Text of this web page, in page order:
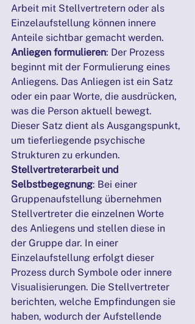
Arbeit mit Stellvertretern oder als
Einzelaufstellung können innere
Anteile sichtbar gemacht werden.
Anliegen formulieren: Der Prozess
beginnt mit der Formulierung eines
Anliegens. Das Anliegen ist ein Satz
oder ein paar Worte, die ausdrücken,
was die Person aktuell bewegt.
Dieser Satz dient als Ausgangspunkt,
um tieferliegende psychische
Strukturen zu erkunden.
Stellvertreterarbeit und
Selbstbegegnung: Bei einer
Gruppenaufstellung übernehmen
Stellvertreter die einzelnen Worte
des Anliegens und stellen diese in
der Gruppe dar. In einer
Einzelaufstellung erfolgt dieser
Prozess durch Symbole oder innere
Visualisierungen. Die Stellvertreter
berichten, welche Empfindungen sie
haben, wodurch der Aufstellende